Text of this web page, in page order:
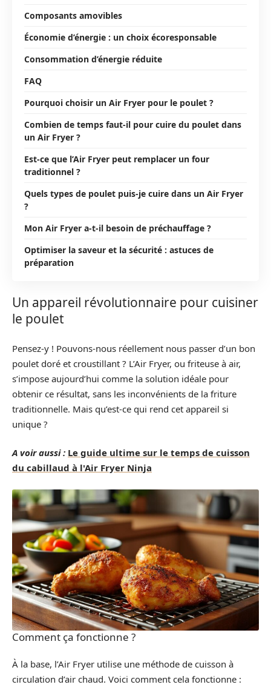
Composants amovibles
Économie d’énergie : un choix écoresponsable
Consommation d’énergie réduite
FAQ
Pourquoi choisir un Air Fryer pour le poulet ?
Combien de temps faut-il pour cuire du poulet dans
un Air Fryer ?
Est-ce que l’Air Fryer peut remplacer un four
traditionnel ?
Quels types de poulet puis-je cuire dans un Air Fryer
?
Mon Air Fryer a-t-il besoin de préchauffage ?
Optimiser la saveur et la sécurité : astuces de
préparation
Un appareil révolutionnaire pour cuisiner
le poulet
Pensez-y ! Pouvons-nous réellement nous passer d’un bon
poulet doré et croustillant ? L’Air Fryer, ou friteuse à air,
s’impose aujourd’hui comme la solution idéale pour
obtenir ce résultat, sans les inconvénients de la friture
traditionnelle. Mais qu’est-ce qui rend cet appareil si
unique ?
A voir aussi : Le guide ultime sur le temps de cuisson
du cabillaud à l'Air Fryer Ninja
Comment ça fonctionne ?
À la base, l’Air Fryer utilise une méthode de cuisson à
circulation d’air chaud. Voici comment cela fonctionne :